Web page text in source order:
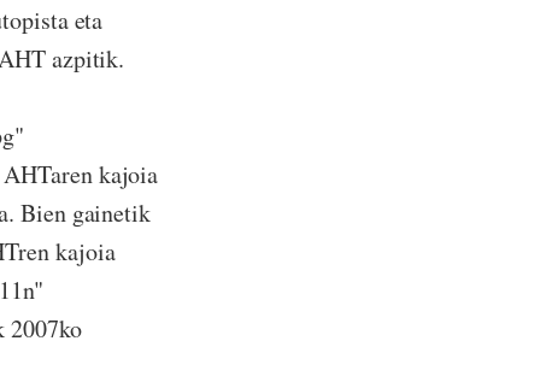
eta
azpitik.
kajoia
Bien gainetik
kajoia